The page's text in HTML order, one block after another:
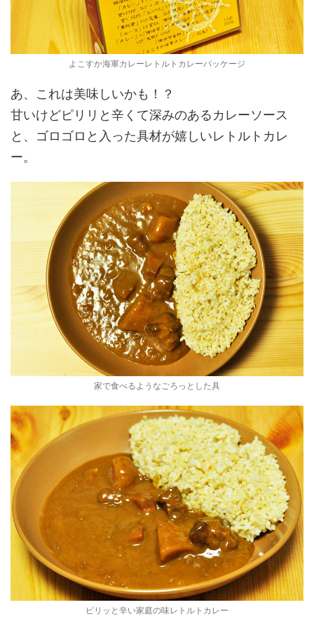
よこすか海軍カレーレトルトカレーパッケージ
あ、これは美味しいかも！？
甘いけどピリリと辛くて深みのあるカレーソース
と、ゴロゴロと入った具材が嬉しいレトルトカレ
ー。
家で食べるようなごろっとした具
ピリッと辛い家庭の味レトルトカレー